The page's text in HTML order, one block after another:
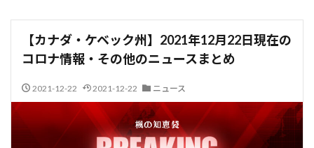
【カナダ・ケベック州】2021年12月22日現在の
コロナ情報・その他のニュースまとめ
2021-12-22 2021-12-22 ニュース